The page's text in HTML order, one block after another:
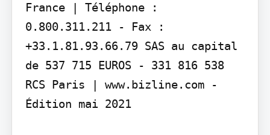
France | Téléphone :
0.800.311.211 - Fax :
+33.1.81.93.66.79 SAS au capital
de 537 715 EUROS - 331 816 538
RCS Paris | www.bizline.com -
Édition mai 2021